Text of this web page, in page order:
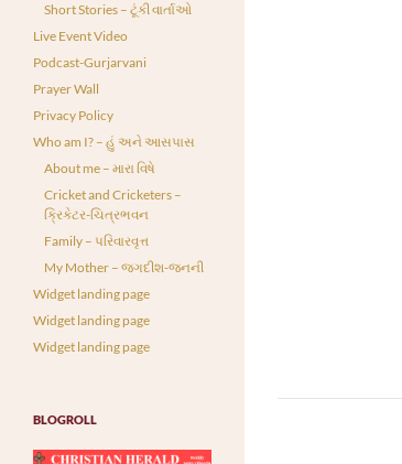
Short Stories – ટૂંકી વાર્તાઓ
Live Event Video
Podcast-Gurjarvani
Prayer Wall
Privacy Policy
Who am I? – હું અને આસપાસ
About me – મારા વિષે
Cricket and Cricketers –
ક્રિકેટર-ચિત્રભવન
Family – પરિવારવૃત્ત
My Mother – જગદીશ-જનની
Widget landing page
Widget landing page
Widget landing page
BLOGROLL